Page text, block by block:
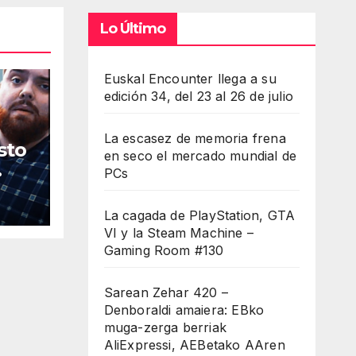
Lo Último
Euskal Encounter llega a su
edición 34, del 23 al 26 de julio
La escasez de memoria frena
en seco el mercado mundial de
PCs
La cagada de PlayStation, GTA
VI y la Steam Machine –
Gaming Room #130
Sarean Zehar 420 –
Denboraldi amaiera: EBko
muga-zerga berriak
AliExpressi, AEBetako AAren